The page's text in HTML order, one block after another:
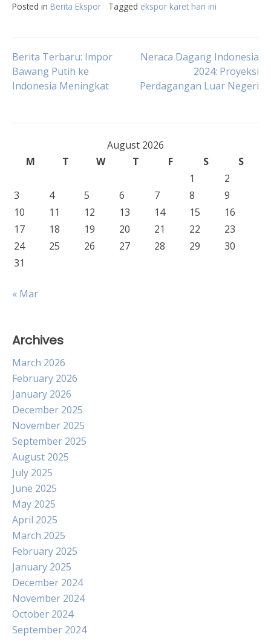
Posted in Berita Ekspor Tagged ekspor karet hari ini
Post
navigation
Berita Terbaru: Impor
Bawang Putih ke
Indonesia Meningkat
Neraca Dagang Indonesia
2024: Proyeksi
Perdagangan Luar Negeri
August 2026
M
T W T F S
S
1
2
3
4 5 6 7 8
9
10
11 12 13 14 15
16
17
18 19 20 21 22
23
24
25 26 27 28 29
30
31
« Mar
Archives
March 2026
February 2026
January 2026
December 2025
November 2025
September 2025
August 2025
July 2025
June 2025
May 2025
April 2025
March 2025
February 2025
January 2025
December 2024
November 2024
October 2024
September 2024